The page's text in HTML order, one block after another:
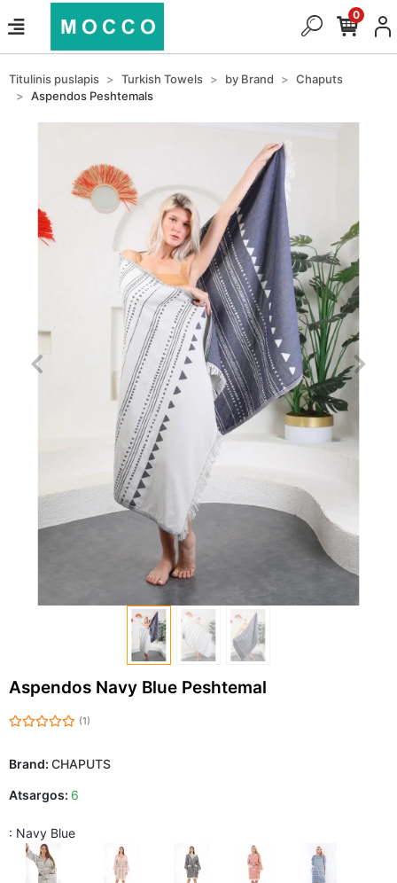
0
Titulinis puslapis Turkish Towels by Brand
Chaputs
Aspendos Peshtemals
Aspendos Navy Blue Peshtemal
(1)
Brand: CHAPUTS
Atsargos: 6
: Navy Blue